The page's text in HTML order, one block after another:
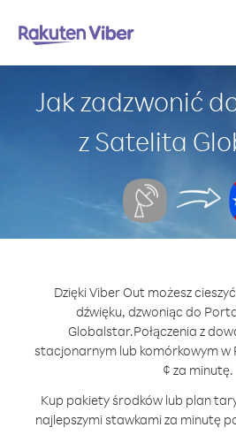
Jak zadzwonić
z Satelita
Dzięki Viber Out możesz
dźwięku, dzwoniąc do
Globalstar.Połączenia z
stacjonarnym lub komórkowym w
¢ za minutę.
Kup pakiety środków lub plan
najlepszymi stawkami za minutę